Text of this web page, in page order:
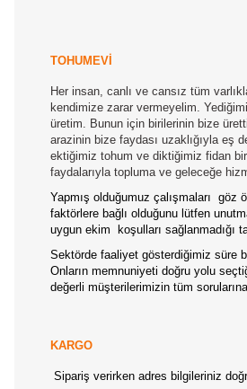
TOHUMEVİ
Her insan, canlı ve cansız tüm
kendimize zarar vermeyelim.
üretim. Bunun için birilerinin bize
arazinin bize faydası uzaklığıyla eş
ektiğimiz tohum ve diktiğimiz fidan
faydalarıyla topluma ve geleceğe
Yapmış olduğumuz çalışmaları göz
faktörlere bağlı olduğunu lütfen
uygun ekim
koşulları sağlanmadığı
Sektörde faaliyet gösterdiğimiz süre
Onların memnuniyeti doğru yolu
değerli müşterilerimizin tüm
KARGO
Sipariş verirken adres bilgileriniz